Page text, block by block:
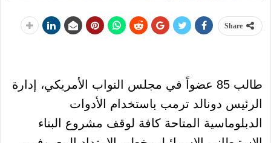
Share
طالب 85 عضواً في مجلس النواب الأمريكي، إدارة
الرئيس دونالد ترمب باستخدام الأدوات
الدبلوماسية المتاحة كافة لوقف مشروع البناء